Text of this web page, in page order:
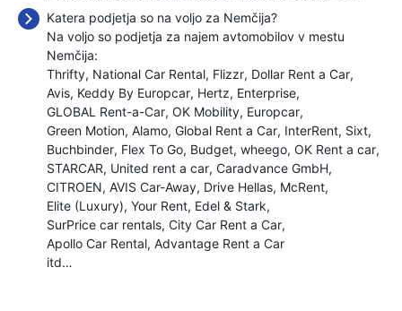
Katera podjetja so na voljo za Nemčija?
Na voljo so podjetja za najem avtomobilov v mestu
Nemčija:
Thrifty National Car Rental Flizzr Dollar Rent a Car
Avis Keddy By Europcar Hertz Enterprise
GLOBAL Rent-a-Car OK Mobility Europcar
Green Motion Alamo Global Rent a Car InterRent Sixt
Buchbinder Flex To Go Budget wheego OK Rent a car
STARCAR United rent a car Caradvance GmbH
CITROEN AVIS Car-Away Drive Hellas McRent
Elite (Luxury) Your Rent Edel & Stark
SurPrice car rentals City Car Rent a Car
Apollo Car Rental Advantage Rent a Car
itd…